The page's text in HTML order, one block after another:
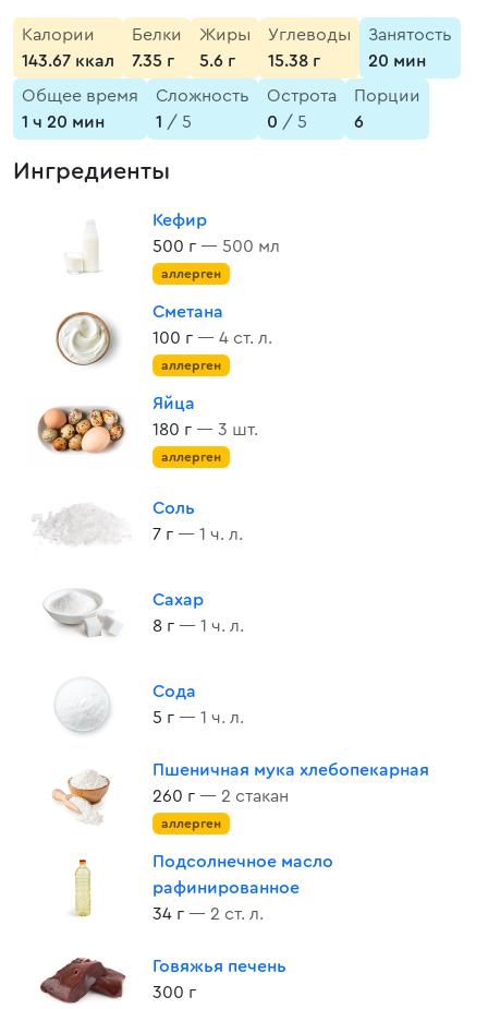
Калории
143.67 ккал
Белки
7.35 г
Жиры
5.6 г
Углеводы
15.38 г
Занятость
20 мин
Общее время
1 ч 20 мин
Сложность
1 / 5
Острота
0 / 5
Порции
6
Ингредиенты
Кефир
500 г — 500 мл
аллерген
Сметана
100 г — 4 ст. л.
аллерген
Яйца
180 г — 3 шт.
аллерген
Соль
7 г — 1 ч. л.
Сахар
8 г — 1 ч. л.
Сода
5 г — 1 ч. л.
Пшеничная мука хлебопекарная
260 г — 2 стакан
аллерген
Подсолнечное масло
рафинированное
34 г — 2 ст. л.
Говяжья печень
300 г